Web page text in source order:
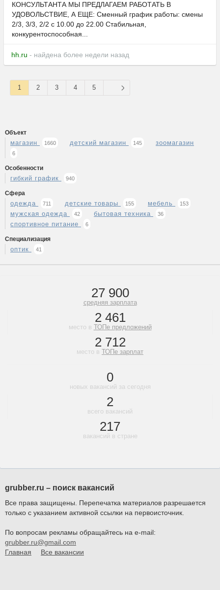
КОНСУЛЬТАНТА МЫ ПРЕДЛАГАЕМ РАБОТАТЬ В
УДОВОЛЬСТВИЕ, А ЕЩЕ: Сменный график работы: смены
2/3, 3/3, 2/2 с 10.00 до 22.00 Стабильная,
конкурентоспособная...
hh.ru - найдена более недели назад
1 2 3 4 5
Объект
магазин 1660 детский магазин 145 зоомагазин
6
Особенности
гибкий график 940
Сфера
одежда 711 детские товары 155 мебель 153
мужская одежда 42 бытовая техника 36
спортивное питание 6
Специализация
оптик 41
27 900
средняя зарплата
2 461
место в ТОПе предложений
2 712
место в ТОПе зарплат
0
новых вакансий за сегодня
2
всего вакансий
217
вакансий в стране
grubber.ru – поиск вакансий
Все права защищены. Перепечатка материалов разрешается
только с указанием активной ссылки на первоисточник.
По вопросам рекламы обращайтесь на e-mail:
grubber.ru@gmail.com
Главная
Все вакансии